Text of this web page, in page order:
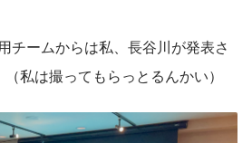
チームからは私、長谷川が発表さ
私は撮ってもらっとるんかい）